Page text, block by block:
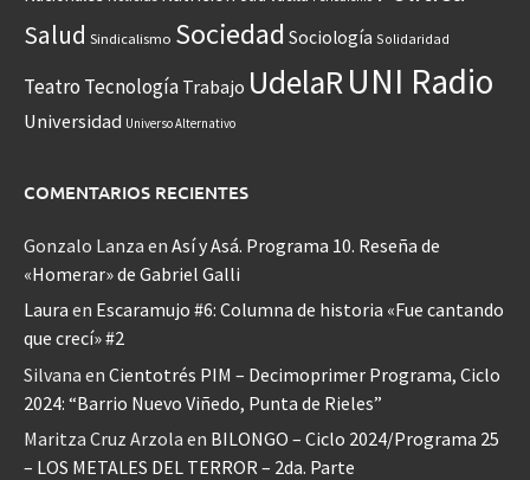
Salud Sindicalismo Sociedad Sociología Solidaridad
Teatro Tecnología Trabajo UdelaR UNI Radio
Universidad Universo Alternativo
COMENTARIOS RECIENTES
Gonzalo Lanza en Así y Asá. Programa 10. Reseña de
«Homerar» de Gabriel Galli
Laura en Escaramujo #6: Columna de historia «Fue cantando
que crecí» #2
Silvana en Cientotrés PIM – Decimoprimer Programa, Ciclo
2024: “Barrio Nuevo Viñedo, Punta de Rieles”
Maritza Cruz Arzola en BILONGO – Ciclo 2024/Programa 25
– LOS METALES DEL TERROR – 2da. Parte